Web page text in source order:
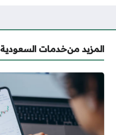
المزيد منخدمات السعودية